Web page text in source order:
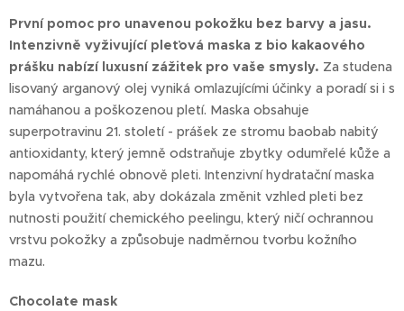
První pomoc pro unavenou pokožku bez barvy a jasu.
Intenzivně vyživující pleťová maska z bio kakaového
prášku nabízí luxusní zážitek pro vaše smysly. Za studena
lisovaný arganový olej vyniká omlazujícími účinky a poradí si i s
namáhanou a poškozenou pletí. Maska obsahuje
superpotravinu 21. století - prášek ze stromu baobab nabitý
antioxidanty, který jemně odstraňuje zbytky odumřelé kůže a
napomáhá rychlé obnově pleti. Intenzivní hydratační maska
byla vytvořena tak, aby dokázala změnit vzhled pleti bez
nutnosti použití chemického peelingu, který ničí ochrannou
vrstvu pokožky a způsobuje nadměrnou tvorbu kožního
mazu.
Chocolate mask